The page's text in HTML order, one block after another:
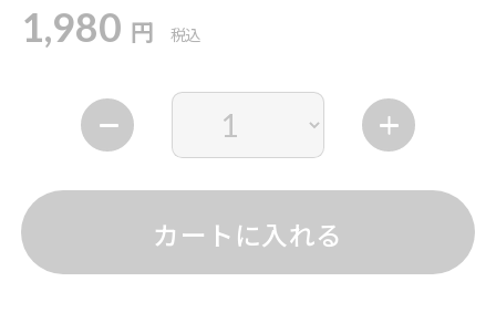
1,980 円 税込
カートに入れる